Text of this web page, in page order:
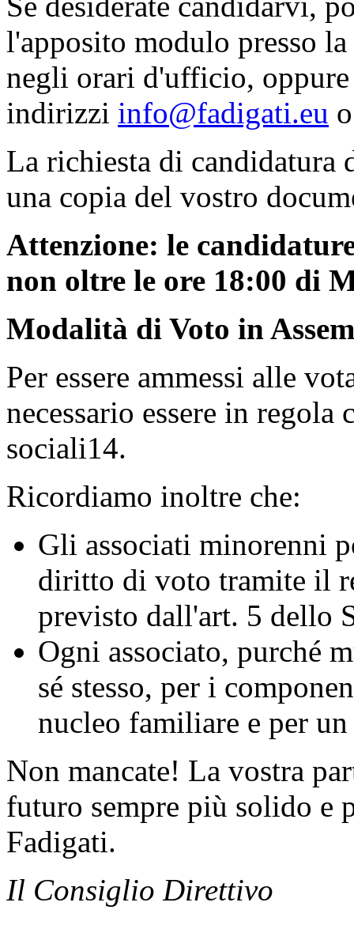
l'apposito modulo presso
negli orari d'ufficio,
indirizzi info@fadigati.eu
La richiesta di candidatura
una copia del vostro
Attenzione: le
non oltre le ore 18:00 di
Modalità di Voto in
Per essere ammessi alle
necessario essere in
sociali14.
Ricordiamo inoltre che:
Gli associati minorenni
diritto di voto tramite il
previsto dall'art. 5 dello
Ogni associato, purché
sé stesso, per i
nucleo familiare e per
Non mancate! La vostra
futuro sempre più solido e
Fadigati.
Il Consiglio Direttivo